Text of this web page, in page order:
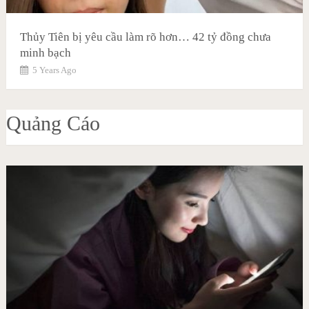
Thủy Tiên bị yêu cầu làm rõ hơn… 42 tỷ đồng chưa
minh bạch
5 Years Ago
Quảng Cáo